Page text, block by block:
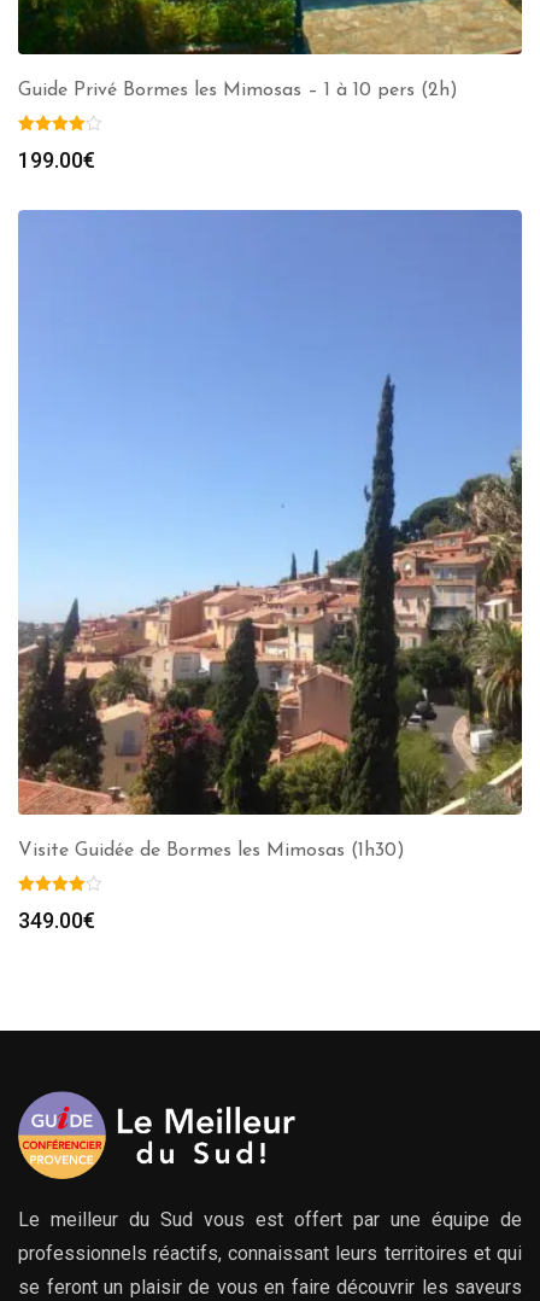
Guide Privé Bormes les Mimosas – 1 à 10 pers (2h)
199.00€
Visite Guidée de Bormes les Mimosas (1h30)
349.00€
Le meilleur du Sud vous est offert par une équipe de
professionnels réactifs, connaissant leurs territoires et qui
se feront un plaisir de vous en faire découvrir les saveurs